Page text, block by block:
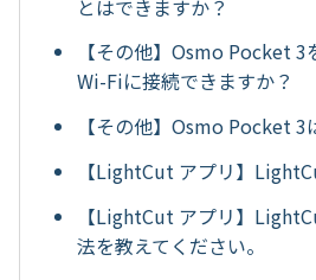
とはできますか？
【その他】Osmo Pocket
Wi-Fiに接続できますか？
【その他】Osmo Pocket 3
【LightCut アプリ】
【LightCut アプリ】
法を教えてください。